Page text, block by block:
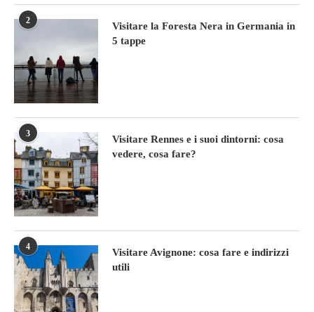
2
Visitare la Foresta Nera in Germania in
5 tappe
3
Visitare Rennes e i suoi dintorni: cosa
vedere, cosa fare?
4
Visitare Avignone: cosa fare e indirizzi
utili